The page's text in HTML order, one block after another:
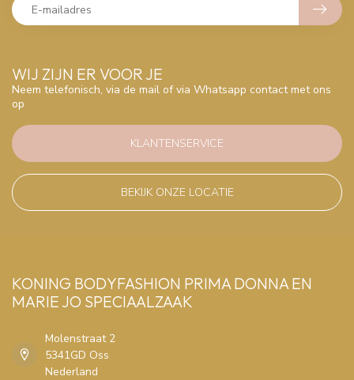
WIJ ZIJN ER VOOR JE
Neem telefonisch, via de mail of via Whatsapp contact met ons
op
KLANTENSERVICE
BEKIJK ONZE LOCATIE
KONING BODYFASHION PRIMA DONNA EN
MARIE JO SPECIAALZAAK
Molenstraat 2
5341GD Oss
Nederland